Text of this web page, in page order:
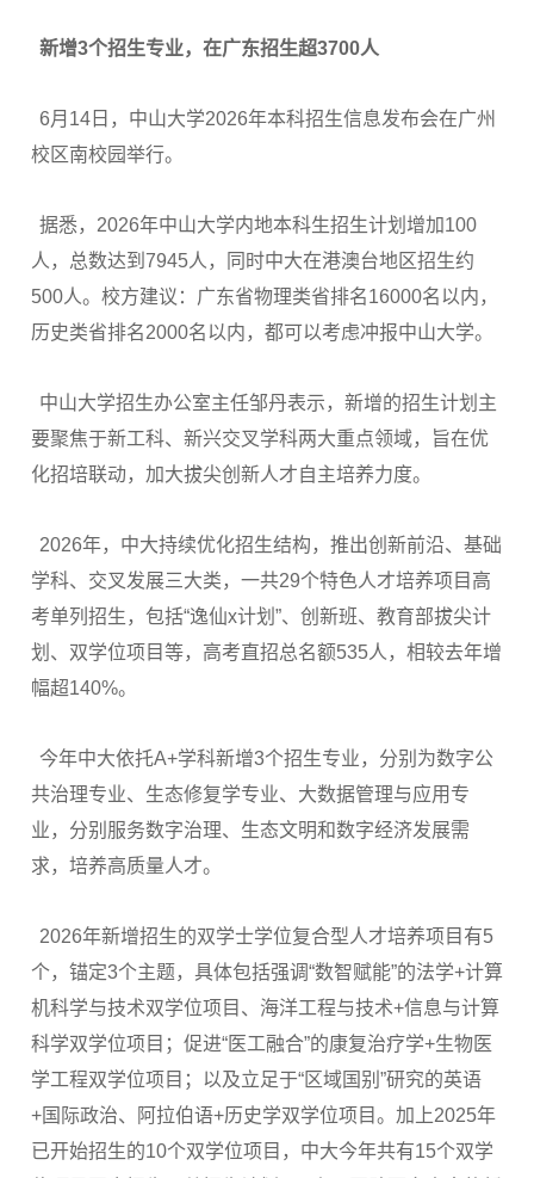
新增3个招生专业，在广东招生超3700人
6月14日，中山大学2026年本科招生信息发布会在广州
校区南校园举行。
据悉，2026年中山大学内地本科生招生计划增加100
人，总数达到7945人，同时中大在港澳台地区招生约
500人。校方建议：广东省物理类省排名16000名以内，
历史类省排名2000名以内，都可以考虑冲报中山大学。
中山大学招生办公室主任邹丹表示，新增的招生计划主
要聚焦于新工科、新兴交叉学科两大重点领域，旨在优
化招培联动，加大拔尖创新人才自主培养力度。
2026年，中大持续优化招生结构，推出创新前沿、基础
学科、交叉发展三大类，一共29个特色人才培养项目高
考单列招生，包括“逸仙x计划”、创新班、教育部拔尖计
划、双学位项目等，高考直招总名额535人，相较去年增
幅超140%。
今年中大依托A+学科新增3个招生专业，分别为数字公
共治理专业、生态修复学专业、大数据管理与应用专
业，分别服务数字治理、生态文明和数字经济发展需
求，培养高质量人才。
2026年新增招生的双学士学位复合型人才培养项目有5
个，锚定3个主题，具体包括强调“数智赋能”的法学+计算
机科学与技术双学位项目、海洋工程与技术+信息与计算
科学双学位项目；促进“医工融合”的康复治疗学+生物医
学工程双学位项目；以及立足于“区域国别”研究的英语
+国际政治、阿拉伯语+历史学双学位项目。加上2025年
已开始招生的10个双学位项目，中大今年共有15个双学